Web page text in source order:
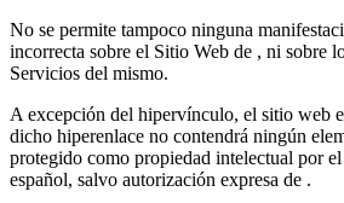
No se permite tampoco ninguna
incorrecta sobre el Sitio Web de , ni sobre
Servicios del mismo.
A excepción del hipervínculo, el sitio web
dicho hiperenlace no contendrá ningún
protegido como propiedad intelectual por
español, salvo autorización expresa de .